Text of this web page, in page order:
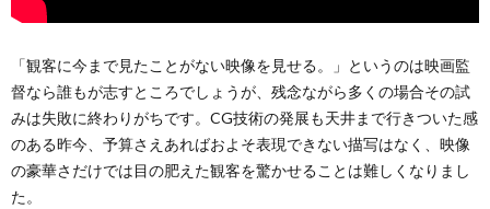
「観客に今まで見たことがない映像を見せる。」というのは映画監
督なら誰もが志すところでしょうが、残念ながら多くの場合その試
みは失敗に終わりがちです。CG技術の発展も天井まで行きついた感
のある昨今、予算さえあればおよそ表現できない描写はなく、映像
の豪華さだけでは目の肥えた観客を驚かせることは難しくなりまし
た。